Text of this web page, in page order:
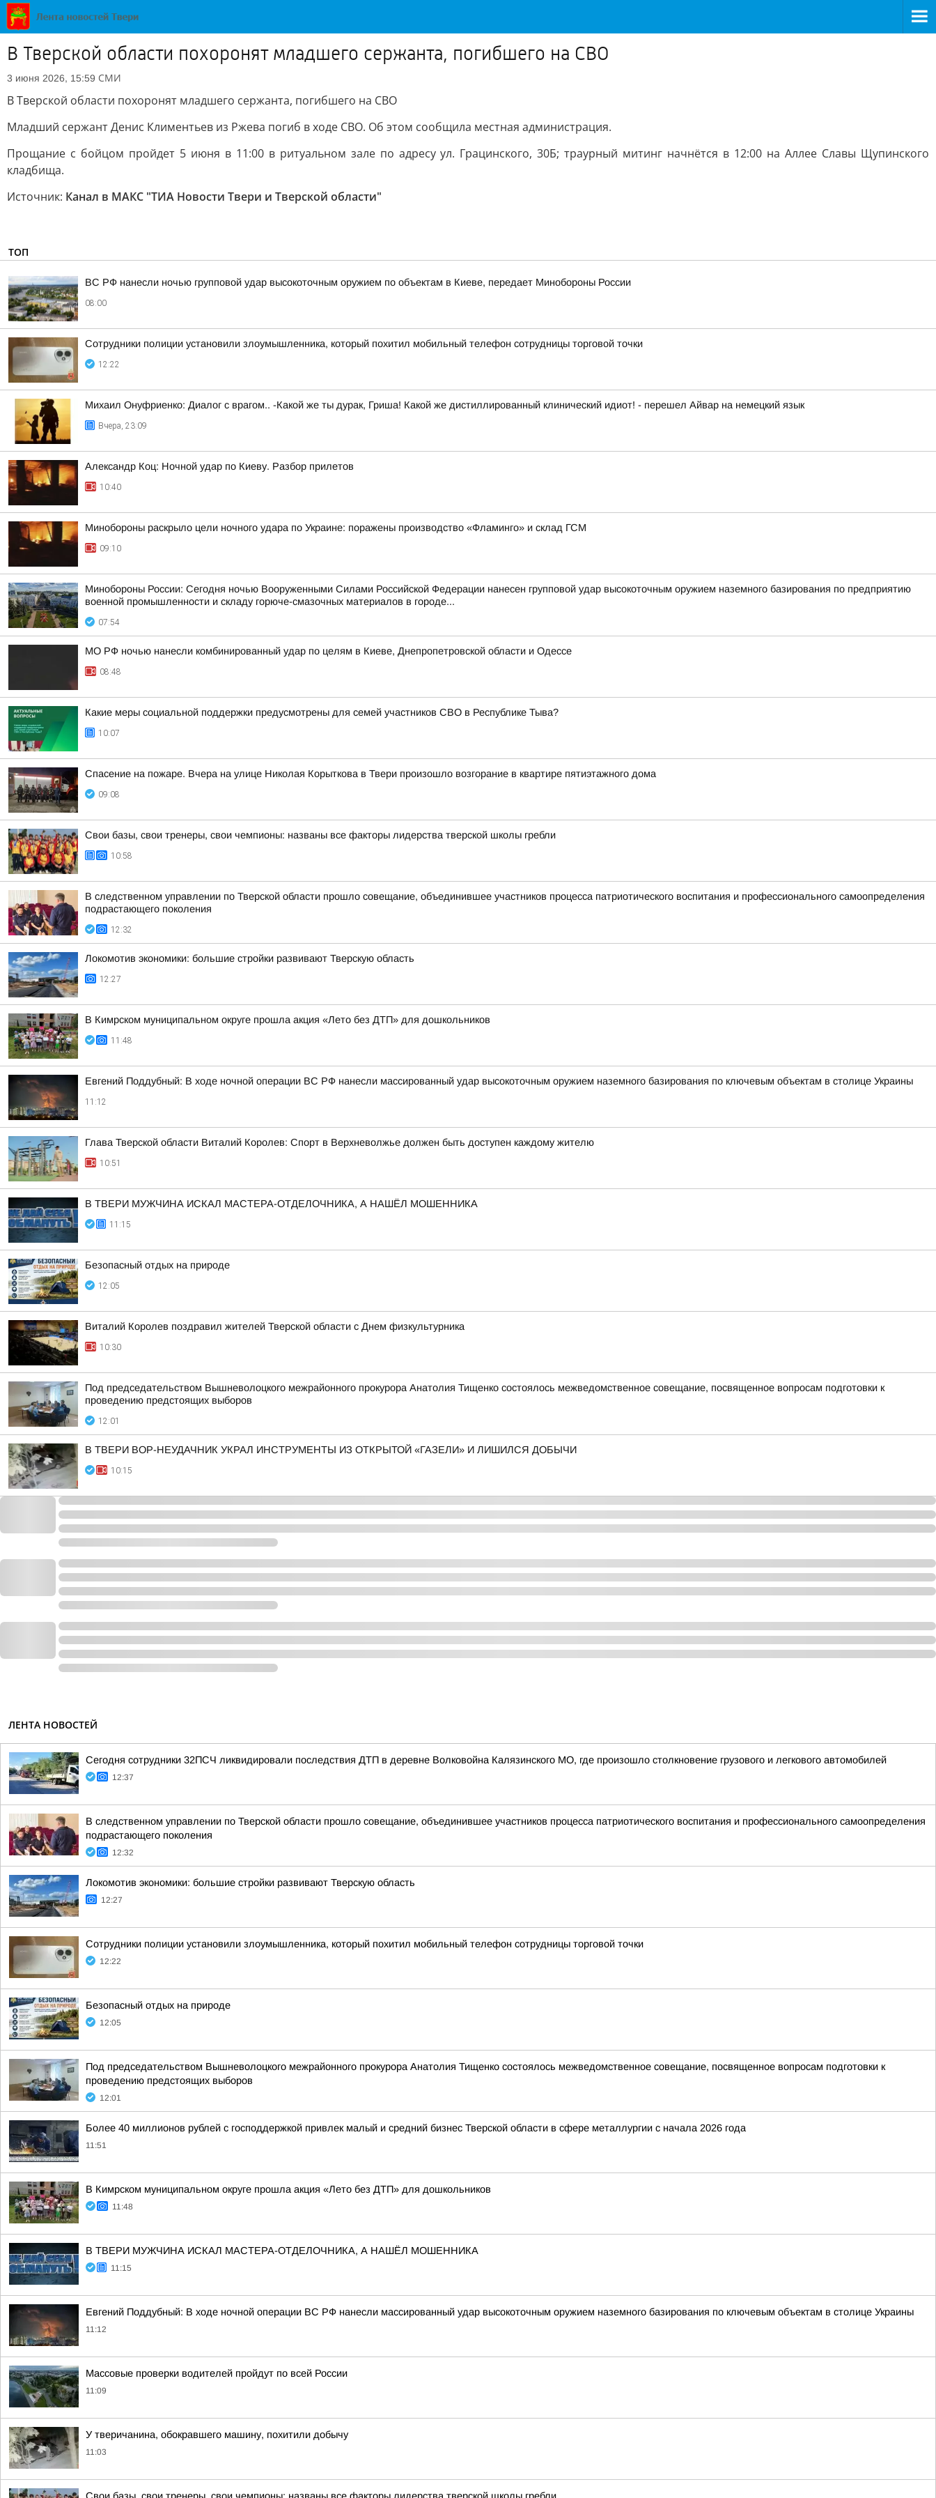
В Тверской области похоронят младшего сержанта, погибшего на СВО
3 июня 2026, 15:59 СМИ
В Тверской области похоронят младшего сержанта, погибшего на СВО
Младший сержант Денис Климентьев из Ржева погиб в ходе СВО. Об этом сообщила местная администрация.
Прощание с бойцом пройдет 5 июня в 11:00 в ритуальном зале по адресу ул. Грацинского, 30Б; траурный митинг начнётся в 12:00 на Аллее Славы Щупинского
кладбища.
Источник: Канал в МАКС "ТИА Новости Твери и Тверской области"
ТОП
ВС РФ нанесли ночью групповой удар высокоточным оружием по объектам в Киеве, передает Минобороны России
08:00
Сотрудники полиции установили злоумышленника, который похитил мобильный телефон сотрудницы торговой точки
12:22
Михаил Онуфриенко: Диалог с врагом.. -Какой же ты дурак, Гриша! Какой же дистиллированный клинический идиот! - перешел Айвар на немецкий язык
Вчера, 23:09
Александр Коц: Ночной удар по Киеву. Разбор прилетов
10:40
Минобороны раскрыло цели ночного удара по Украине: поражены производство «Фламинго» и склад ГСМ
09:10
Минобороны России: Сегодня ночью Вооруженными Силами Российской Федерации нанесен групповой удар высокоточным оружием наземного базирования по предприятию
военной промышленности и складу горюче-смазочных материалов в городе...
07:54
МО РФ ночью нанесли комбинированный удар по целям в Киеве, Днепропетровской области и Одессе
08:48
Какие меры социальной поддержки предусмотрены для семей участников СВО в Республике Тыва?
10:07
Спасение на пожаре. Вчера на улице Николая Корыткова в Твери произошло возгорание в квартире пятиэтажного дома
09:08
Свои базы, свои тренеры, свои чемпионы: названы все факторы лидерства тверской школы гребли
10:58
В следственном управлении по Тверской области прошло совещание, объединившее участников процесса патриотического воспитания и профессионального самоопределения
подрастающего поколения
12:32
Локомотив экономики: большие стройки развивают Тверскую область
12:27
В Кимрском муниципальном округе прошла акция «Лето без ДТП» для дошкольников
11:48
Евгений Поддубный: В ходе ночной операции ВС РФ нанесли массированный удар высокоточным оружием наземного базирования по ключевым объектам в столице Украины
11:12
Глава Тверской области Виталий Королев: Спорт в Верхневолжье должен быть доступен каждому жителю
10:51
В ТВЕРИ МУЖЧИНА ИСКАЛ МАСТЕРА-ОТДЕЛОЧНИКА, А НАШЁЛ МОШЕННИКА
11:15
Безопасный отдых на природе
12:05
Виталий Королев поздравил жителей Тверской области с Днем физкультурника
10:30
Под председательством Вышневолоцкого межрайонного прокурора Анатолия Тищенко состоялось межведомственное совещание, посвященное вопросам подготовки к
проведению предстоящих выборов
12:01
В ТВЕРИ ВОР-НЕУДАЧНИК УКРАЛ ИНСТРУМЕНТЫ ИЗ ОТКРЫТОЙ «ГАЗЕЛИ» И ЛИШИЛСЯ ДОБЫЧИ
10:15
ЛЕНТА НОВОСТЕЙ
Сегодня сотрудники 32ПСЧ ликвидировали последствия ДТП в деревне Волковойна Калязинского МО, где произошло столкновение грузового и легкового автомобилей
12:37
В следственном управлении по Тверской области прошло совещание, объединившее участников процесса патриотического воспитания и профессионального самоопределения
подрастающего поколения
12:32
Локомотив экономики: большие стройки развивают Тверскую область
12:27
Сотрудники полиции установили злоумышленника, который похитил мобильный телефон сотрудницы торговой точки
12:22
Безопасный отдых на природе
12:05
Под председательством Вышневолоцкого межрайонного прокурора Анатолия Тищенко состоялось межведомственное совещание, посвященное вопросам подготовки к
проведению предстоящих выборов
12:01
Более 40 миллионов рублей с господдержкой привлек малый и средний бизнес Тверской области в сфере металлургии с начала 2026 года
11:51
В Кимрском муниципальном округе прошла акция «Лето без ДТП» для дошкольников
11:48
В ТВЕРИ МУЖЧИНА ИСКАЛ МАСТЕРА-ОТДЕЛОЧНИКА, А НАШЁЛ МОШЕННИКА
11:15
Евгений Поддубный: В ходе ночной операции ВС РФ нанесли массированный удар высокоточным оружием наземного базирования по ключевым объектам в столице Украины
11:12
Массовые проверки водителей пройдут по всей России
11:09
У тверичанина, обокравшего машину, похитили добычу
11:03